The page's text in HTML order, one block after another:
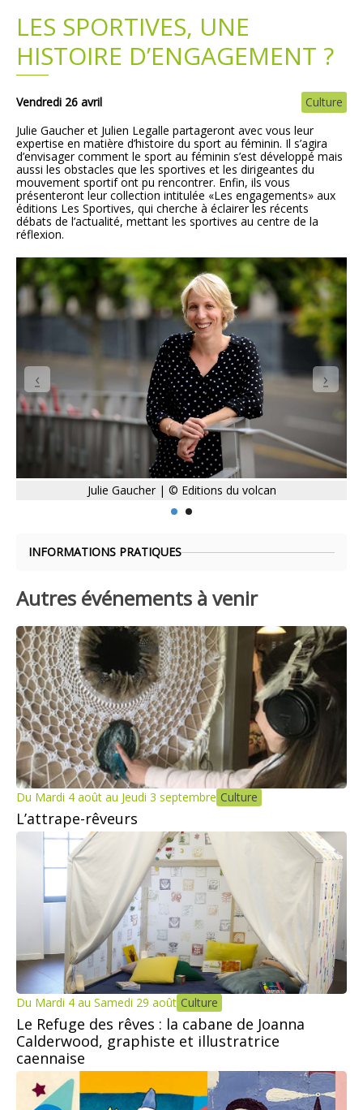
INFORMATIONS PRATIQUES
LES SPORTIVES, UNE
HISTOIRE D’ENGAGEMENT ?
Vendredi 26 avril
Culture
Julie Gaucher et Julien Legalle partageront avec vous leur
expertise en matière d’histoire du sport au féminin. Il s’agira
d’envisager comment le sport au féminin s’est développé mais
aussi les obstacles que les sportives et les dirigeantes du
mouvement sportif ont pu rencontrer. Enfin, ils vous
présenteront leur collection intitulée «Les engagements» aux
éditions Les Sportives, qui cherche à éclairer les récents
débats de l’actualité, mettant les sportives au centre de la
réflexion.
Julie Gaucher | © Editions du volcan
Autres événements à venir
Du Mardi 4 août au Jeudi 3 septembre Culture
L’attrape-rêveurs
Du Mardi 4 au Samedi 29 août Culture
Le Refuge des rêves : la cabane de Joanna
Calderwood, graphiste et illustratrice
caennaise
Plans
Demandes légales
Emploi
Marchés publics
Grands projets